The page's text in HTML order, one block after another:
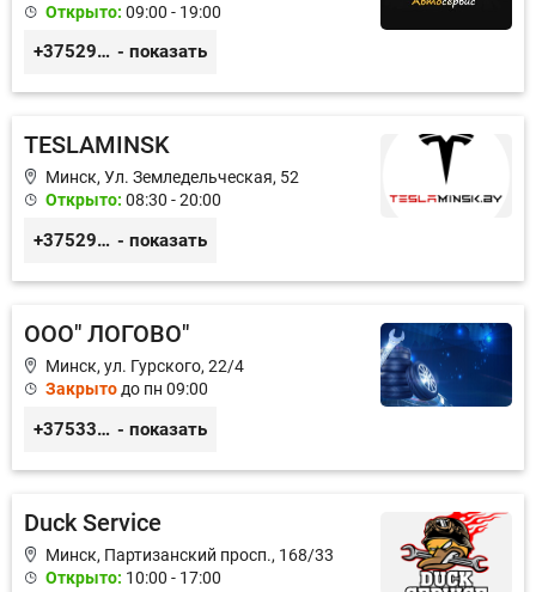
Открыто: 09:00 - 19:00
+375296651188 - показать
TESLAMINSK
Минск, Ул. Земледельческая, 52
Открыто: 08:30 - 20:00
+375291335101 - показать
ООО" ЛОГОВО"
Минск, ул. Гурского, 22/4
Закрыто до пн 09:00
+375336666742 - показать
Duck Service
Минск, Партизанский просп., 168/33
Открыто: 10:00 - 17:00